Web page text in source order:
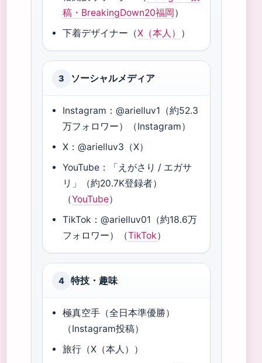
稿・BreakingDown20福岡）
下着デザイナー（X（本人） ）
3 ソーシャルメディア
Instagram：@arielluv1（約52.3
万フォロワー）（Instagram）
X：@arielluv3（X）
YouTube：「えがさり / エガサ
リ」（約20.7K登録者）
（YouTube）
TikTok：@arielluv01（約18.6万
フォロワー）（TikTok）
4 特技・趣味
極真空手（全日本準優勝）
（Instagram投稿）
旅行（X（本人））